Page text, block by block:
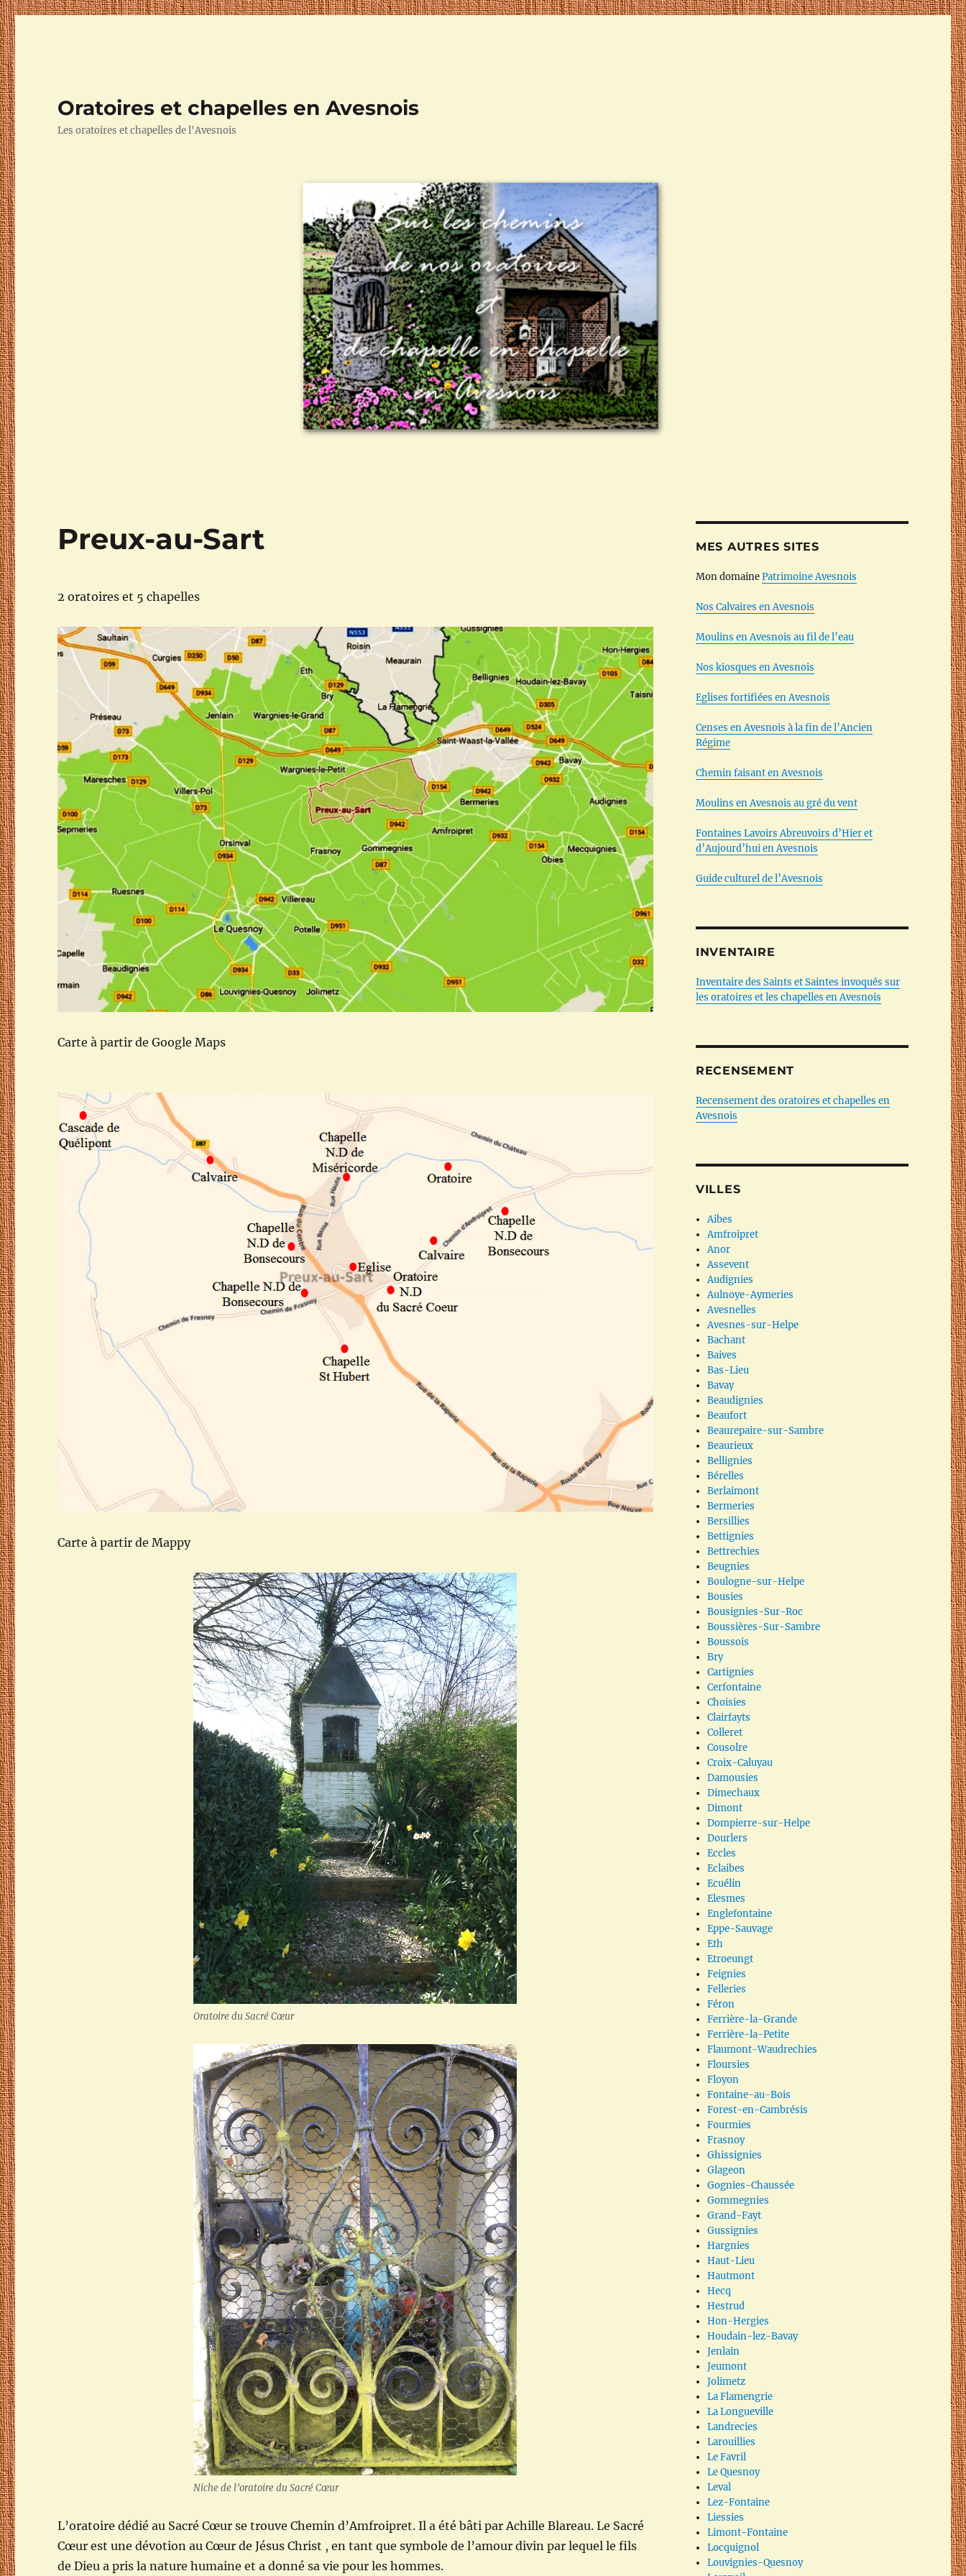
Oratoires et chapelles en Avesnois
Les oratoires et chapelles de l'Avesnois
Preux-au-Sart
2 oratoires et 5 chapelles
Carte à partir de Google Maps
Carte à partir de Mappy
Oratoire du Sacré Cœur
Niche de l’oratoire du Sacré Cœur
L’oratoire dédié au Sacré Cœur se trouve Chemin d’Amfroipret. Il a été bâti par Achille Blareau. Le Sacré
Cœur est une dévotion au Cœur de Jésus Christ , en tant que symbole de l’amour divin par lequel le fils
de Dieu a pris la nature humaine et a donné sa vie pour les hommes.
MES AUTRES SITES
Mon domainePatrimoine Avesnois
Nos Calvaires en Avesnois
Moulins en Avesnois au fil de l’eau
Nos kiosques en Avesnois
Eglises fortifiées en Avesnois
Censes en Avesnois à la fin de l’Ancien
Régime
Chemin faisant en Avesnois
Moulins en Avesnois au gré du vent
Fontaines Lavoirs Abreuvoirs d’Hier et
d’Aujourd’hui en Avesnois
Guide culturel de l’Avesnois
INVENTAIRE
Inventaire des Saints et Saintes invoqués sur
les oratoires et les chapelles en Avesnois
RECENSEMENT
Recensement des oratoires et chapelles en
Avesnois
VILLES
Aibes
Amfroipret
Anor
Assevent
Audignies
Aulnoye-Aymeries
Avesnelles
Avesnes-sur-Helpe
Bachant
Baives
Bas-Lieu
Bavay
Beaudignies
Beaufort
Beaurepaire-sur-Sambre
Beaurieux
Bellignies
Bérelles
Berlaimont
Bermeries
Bersillies
Bettignies
Bettrechies
Beugnies
Boulogne-sur-Helpe
Bousies
Bousignies-Sur-Roc
Boussières-Sur-Sambre
Boussois
Bry
Cartignies
Cerfontaine
Choisies
Clairfayts
Colleret
Cousolre
Croix-Caluyau
Damousies
Dimechaux
Dimont
Dompierre-sur-Helpe
Dourlers
Eccles
Eclaibes
Ecuélin
Elesmes
Englefontaine
Eppe-Sauvage
Eth
Etroeungt
Feignies
Felleries
Féron
Ferrière-la-Grande
Ferrière-la-Petite
Flaumont-Waudrechies
Floursies
Floyon
Fontaine-au-Bois
Forest-en-Cambrésis
Fourmies
Frasnoy
Ghissignies
Glageon
Gognies-Chaussée
Gommegnies
Grand-Fayt
Gussignies
Hargnies
Haut-Lieu
Hautmont
Hecq
Hestrud
Hon-Hergies
Houdain-lez-Bavay
Jenlain
Jeumont
Jolimetz
La Flamengrie
La Longueville
Landrecies
Larouillies
Le Favril
Le Quesnoy
Leval
Lez-Fontaine
Liessies
Limont-Fontaine
Locquignol
Louvignies-Quesnoy